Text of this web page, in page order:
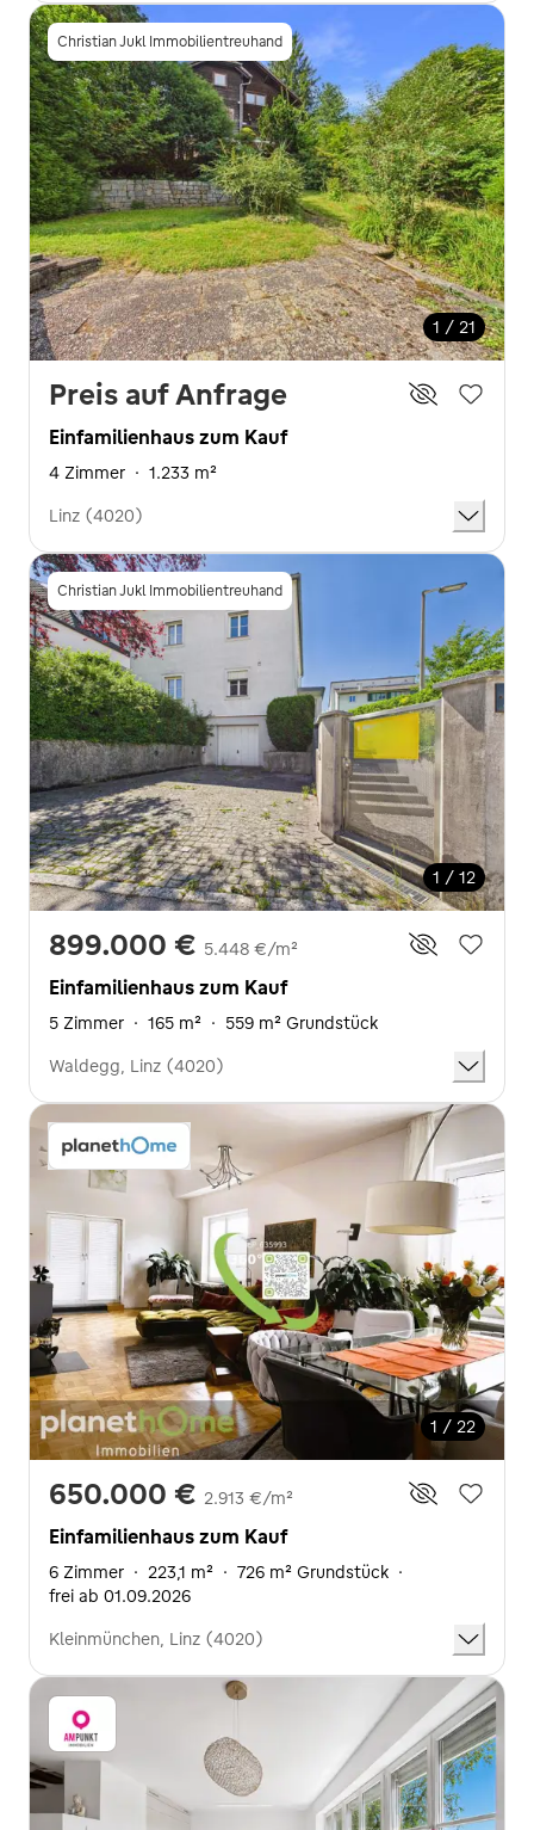
Christian Jukl Immobilientreuhand
1 / 21
Preis auf Anfrage
Einfamilienhaus zum Kauf
4 Zimmer · 1.233 m²
Linz (4020)
Christian Jukl Immobilientreuhand
1 / 12
899.000 € 5.448 €/m²
Einfamilienhaus zum Kauf
5 Zimmer · 165 m² · 559 m² Grundstück
Waldegg, Linz (4020)
1 / 22
650.000 € 2.913 €/m²
Einfamilienhaus zum Kauf
6 Zimmer · 223,1 m² · 726 m² Grundstück ·
frei ab 01.09.2026
Kleinmünchen, Linz (4020)